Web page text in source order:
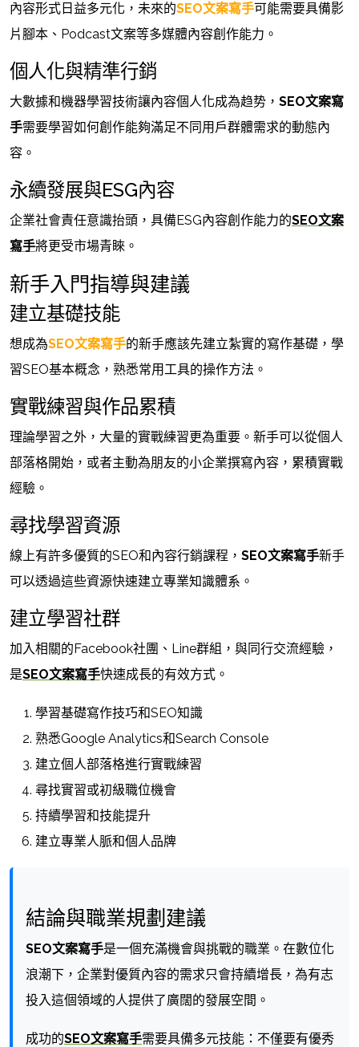
內容形式日益多元化，未來的SEO文案寫手可能需要具備影
片腳本、Podcast文案等多媒體內容創作能力。
個人化與精準行銷
大數據和機器學習技術讓內容個人化成為趋势， SEO文案寫
手需要學習如何創作能夠滿足不同用戶群體需求的動態內
容。
永續發展與ESG內容
企業社會責任意識抬頭，具備ESG內容創作能力的SEO文案
寫手將更受市場青睞。
新手入門指導與建議
建立基礎技能
想成為SEO文案寫手的新手應該先建立紮實的寫作基礎，學
習SEO基本概念，熟悉常用工具的操作方法。
實戰練習與作品累積
理論學習之外，大量的實戰練習更為重要。新手可以從個人
部落格開始，或者主動為朋友的小企業撰寫內容，累積實戰
經驗。
尋找學習資源
線上有許多優質的SEO和內容行銷課程， SEO文案寫手新手
可以透過這些資源快速建立專業知識體系。
建立學習社群
加入相關的Facebook社團、Line群組，與同行交流經驗，
是SEO文案寫手快速成長的有效方式。
學習基礎寫作技巧和SEO知識
熟悉Google Analytics和Search Console
建立個人部落格進行實戰練習
尋找實習或初級職位機會
持續學習和技能提升
建立專業人脈和個人品牌
結論與職業規劃建議
SEO文案寫手是一個充滿機會與挑戰的職業。在數位化
浪潮下，企業對優質內容的需求只會持續增長，為有志
投入這個領域的人提供了廣闊的發展空間。
成功的SEO文案寫手需要具備多元技能：不僅要有優秀